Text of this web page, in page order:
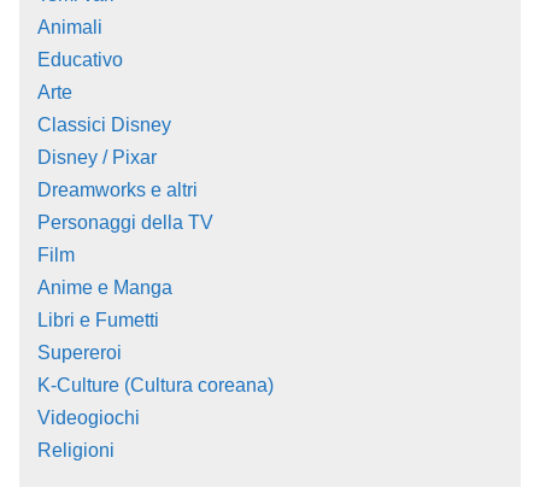
Animali
Educativo
Arte
Classici Disney
Disney / Pixar
Dreamworks e altri
Personaggi della TV
Film
Anime e Manga
Libri e Fumetti
Supereroi
K-Culture (Cultura coreana)
Videogiochi
Religioni